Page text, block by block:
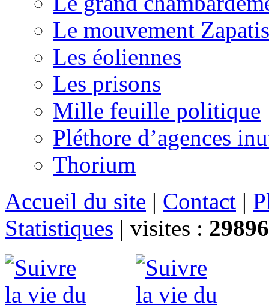
Le mouvement
Les éoliennes
Les prisons
Mille feuille politique
Pléthore d’agences
Thorium
Accueil du site | Contact |
Statistiques | visites :